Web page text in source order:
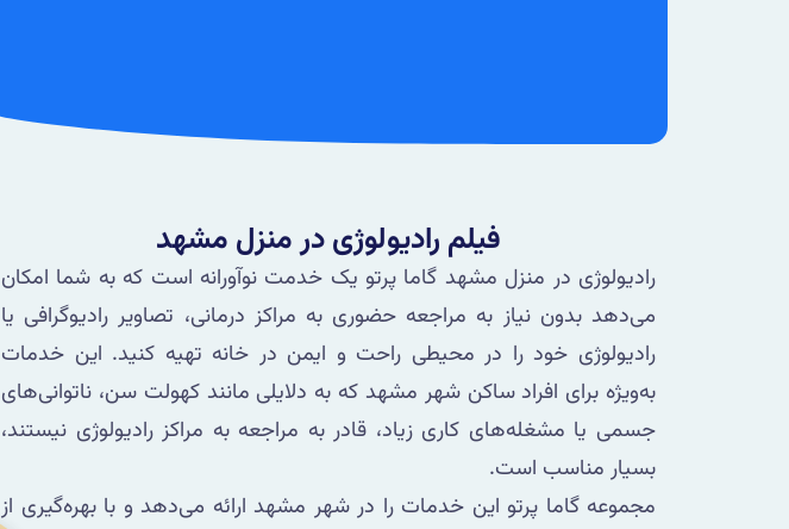
فیلم رادیولوژی در منزل مشهد
رادیولوژی در منزل مشهد گاما پرتو یک خدمت نوآورانه است که به شما امکان
می‌دهد بدون نیاز به مراجعه حضوری به مراکز درمانی، تصاویر رادیوگرافی یا
رادیولوژی خود را در محیطی راحت و ایمن در خانه تهیه کنید. این خدمات
به‌ویژه برای افراد ساکن شهر مشهد که به دلایلی مانند کهولت سن، ناتوانی‌های
جسمی یا مشغله‌های کاری زیاد، قادر به مراجعه به مراکز رادیولوژی نیستند،
بسیار مناسب است.
مجموعه گاما پرتو این خدمات را در شهر مشهد ارائه می‌دهد و با بهره‌گیری از